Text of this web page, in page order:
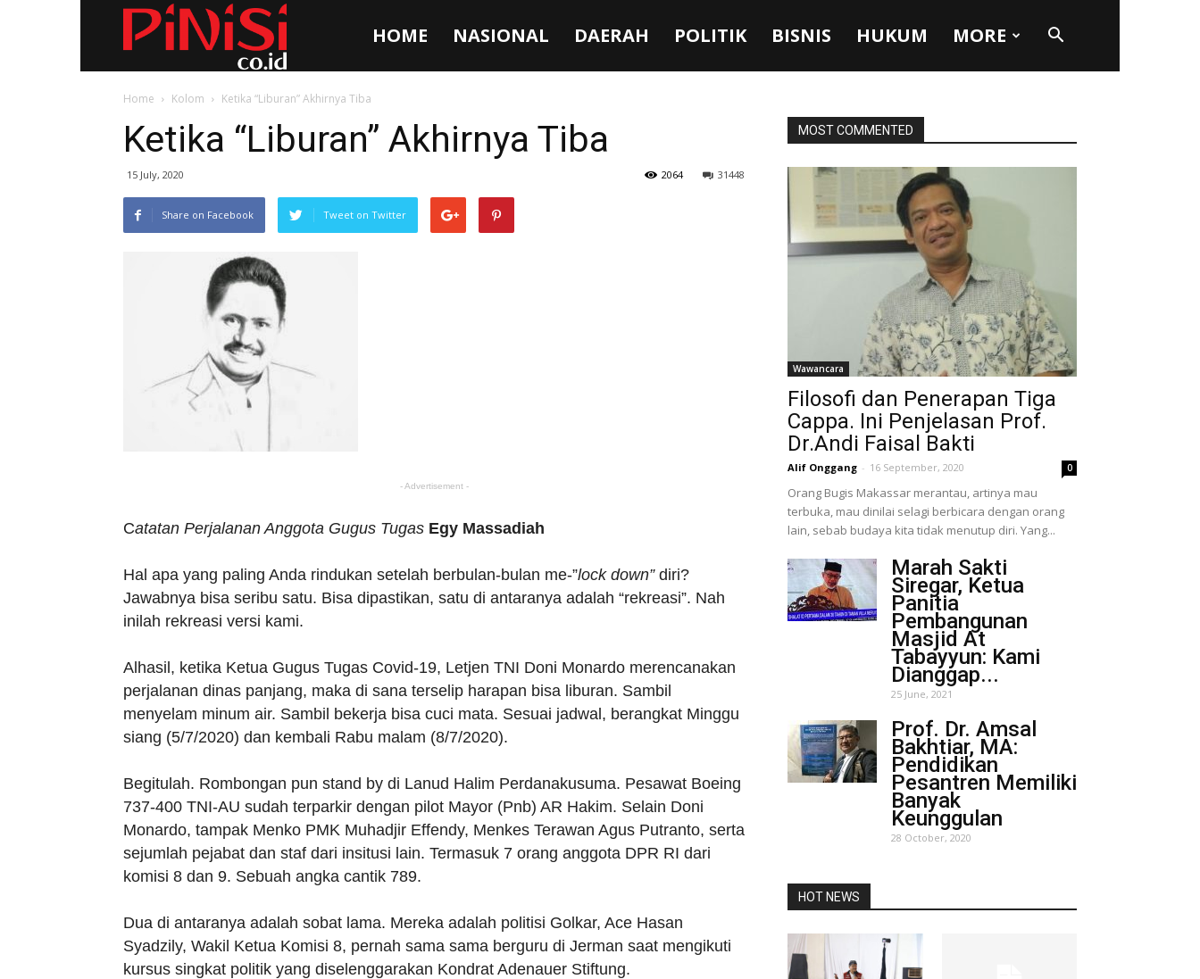
HOME NASIONAL DAERAH POLITIK BISNIS HUKUM MORE
Home Kolom Ketika “Liburan” Akhirnya Tiba
Ketika “Liburan” Akhirnya Tiba
15 July, 2020 31448
2064
Share on Facebook Tweet on Twitter
- Advertisement -
Catatan Perjalanan Anggota Gugus Tugas Egy Massadiah
Hal apa yang paling Anda rindukan setelah berbulan-bulan me-”lock down”diri?
Jawabnya bisa seribu satu. Bisa dipastikan, satu di antaranya adalah “rekreasi”. Nah
inilah rekreasi versi kami.
Alhasil, ketika Ketua Gugus Tugas Covid-19, Letjen TNI Doni Monardo merencanakan
perjalanan dinas panjang, maka di sana terselip harapan bisa liburan. Sambil
menyelam minum air. Sambil bekerja bisa cuci mata. Sesuai jadwal, berangkat Minggu
siang (5/7/2020) dan kembali Rabu malam (8/7/2020).
Begitulah. Rombongan pun stand by di Lanud Halim Perdanakusuma. Pesawat Boeing
737-400 TNI-AU sudah terparkir dengan pilot Mayor (Pnb) AR Hakim. Selain Doni
Monardo, tampak Menko PMK Muhadjir Effendy, Menkes Terawan Agus Putranto, serta
sejumlah pejabat dan staf dari insitusi lain. Termasuk 7 orang anggota DPR RI dari
komisi 8 dan 9. Sebuah angka cantik 789.
Dua di antaranya adalah sobat lama. Mereka adalah politisi Golkar, Ace Hasan
Syadzily, Wakil Ketua Komisi 8, pernah sama sama berguru di Jerman saat mengikuti
kursus singkat politik yang diselenggarakan Kondrat Adenauer Stiftung.
MOST COMMENTED
Wawancara
Filosofi dan Penerapan Tiga
Cappa. Ini Penjelasan Prof.
Dr.Andi Faisal Bakti
Alif Onggang - 16 September, 2020 0
Orang Bugis Makassar merantau, artinya mau
terbuka, mau dinilai selagi berbicara dengan orang
lain, sebab budaya kita tidak menutup diri. Yang...
Marah Sakti
Siregar, Ketua
Panitia
Pembangunan
Masjid At
Tabayyun: Kami
Dianggap...
25 June, 2021
Prof. Dr. Amsal
Bakhtiar, MA:
Pendidikan
Pesantren Memiliki
Banyak
Keunggulan
28 October, 2020
HOT NEWS